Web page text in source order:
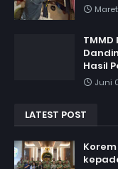
TMMD
Hasil
Juni
LATEST POST